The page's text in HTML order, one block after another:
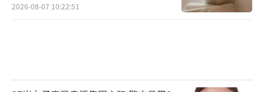
2026-08-07 10:22:51